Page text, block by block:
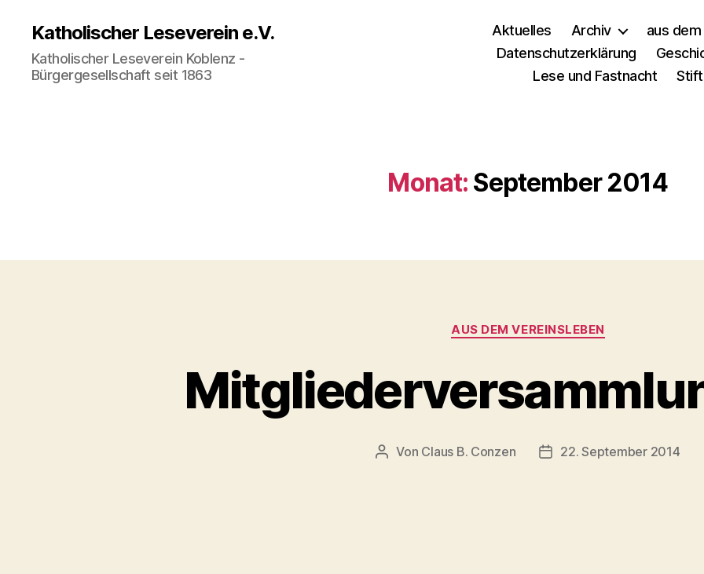
Katholischer Leseverein e.V.
Katholischer Leseverein Koblenz -
Bürgergesellschaft seit 1863
Aktuelles Archiv
aus
Datenschutzerklärung
Lese und Fastnacht
Monat: September 2014
AUS DEM VEREINSLEBEN
Von Claus B. Conzen 22. September 2014